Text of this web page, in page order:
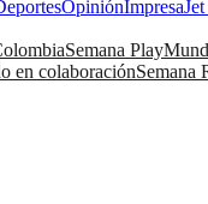
OpiniónImpresa
Semana Play
en colaboraciónSemana